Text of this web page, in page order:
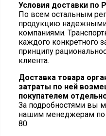
Условия доставки по
По всем остальным
продукцию
компаниями.
каждого конкретного
принципу
клиента.
Доставка товара
затраты по ней
покупателем
За подробностями вы
нашим менеджерам по
80.